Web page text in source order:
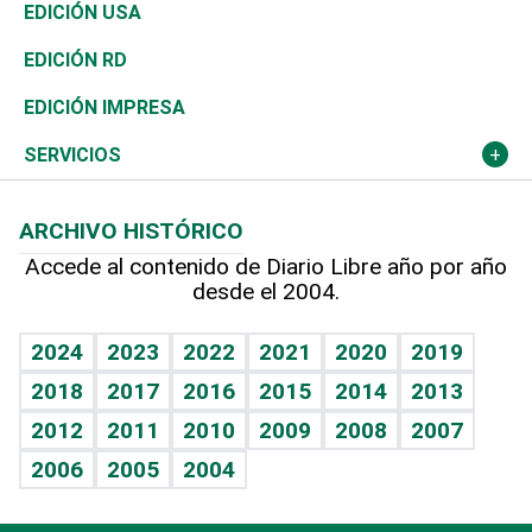
África
Ocenanía
Caribe
Resto del mundo
Vivienda
Telecom.
Global y variable
Economía personal
Buena Vida
Sociales
Novedades
Podcast Arte Libre
Hablando con el pediatra
Vida y familia
Eñe
Celebrando la vida
Sin complejos
Ciclismo
Tenis
Olimpismo
Más deportes
Línea de hit
TBT Deportivo
En Directo
El Espía
Noticiero Poteleche
Columnistas
Más firmas
Tecnología
Historia
Martes de tecnología
Cambio climático
Economía
Revista
Deportes
Opinión
Hecho en casa
Guía del dinero
EDICIÓN USA
EDICIÓN RD
EDICIÓN IMPRESA
SERVICIOS
Cumpleaños
Horóscopos
Crucigramas
ARCHIVO HISTÓRICO
Accede al contenido de Diario Libre año por año
desde el 2004.
2024 2023 2022 2021 2020
2019
2018
2017 2016 2015 2014
2013
2012
2011 2010 2009 2008
2007
2006
2005 2004